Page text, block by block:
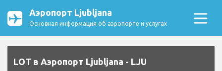
Аэропорт Ljubljana
Основная информация об аэропорте и услугах
LOT в Аэропорт Ljubljana - LJU